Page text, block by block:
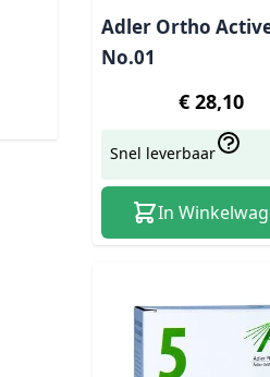
Adler Ortho
No.01
€ 28,10
Snel leverbaar
In